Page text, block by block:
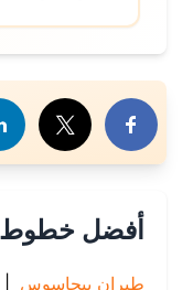
هذا الموضوع
أفضل خطوط
طيران بيجاسوس |